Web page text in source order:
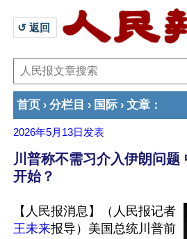
↺ 返回
首页 › 分栏目 › 国际 › 文章 ：
2026年5月13日 发表
川普称不需习介入伊朗问题
开始？
【人民报消息】（人民报记者
王未来报导）美国总统川普前